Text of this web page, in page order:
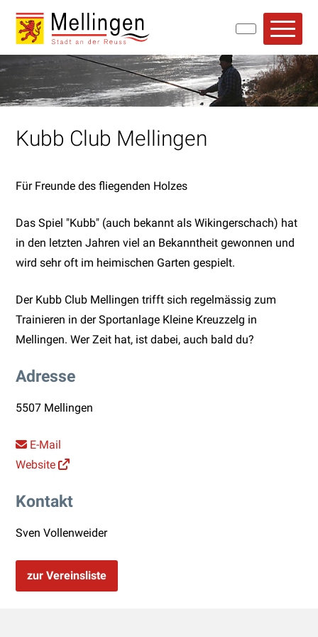
Navigieren in Mellingen
Schnellnavigation
Kubb Club Mellingen
Für Freunde des fliegenden Holzes
Das Spiel "Kubb" (auch bekannt als Wikingerschach) hat
in den letzten Jahren viel an Bekanntheit gewonnen und
wird sehr oft im heimischen Garten gespielt.
Der Kubb Club Mellingen trifft sich regelmässig zum
Trainieren in der Sportanlage Kleine Kreuzzelg in
Mellingen. Wer Zeit hat, ist dabei, auch bald du?
Adresse
5507 Mellingen
E-Mail
Website
Kontakt
Sven Vollenweider
zur Vereinsliste